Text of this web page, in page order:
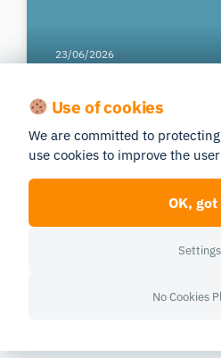
iMotions Lab 活用の
ク：第1巻
23/06/2026
Affectiva Emotion SDK
1 min read
新たな「痛み」と「あく
Use of cookies
We are committed to
use cookies to improve the
OK,
Settings
No Cookies